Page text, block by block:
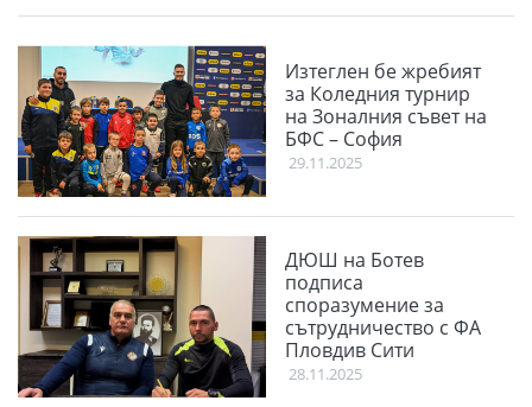
Изтеглен бе жребият
за Коледния турнир
на Зоналния съвет на
БФС – София
29.11.2025
ДЮШ на Ботев
подписа
споразумение за
сътрудничество с ФА
Пловдив Сити
28.11.2025